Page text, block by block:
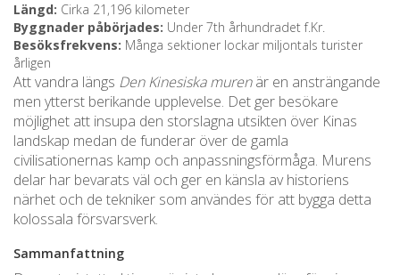
Längd: Cirka 21,196 kilometer
Byggnader påbörjades: Under 7th århundradet f.Kr.
Besöksfrekvens: Många sektioner lockar miljontals turister
årligen
Att vandra längs Den Kinesiska murenär en ansträngande
men ytterst berikande upplevelse. Det ger besökare
möjlighet att insupa den storslagna utsikten över Kinas
landskap medan de funderar över de gamla
civilisationernas kamp och anpassningsförmåga. Murens
delar har bevarats väl och ger en känsla av historiens
närhet och de tekniker som användes för att bygga detta
kolossala försvarsverk.
Sammanfattning